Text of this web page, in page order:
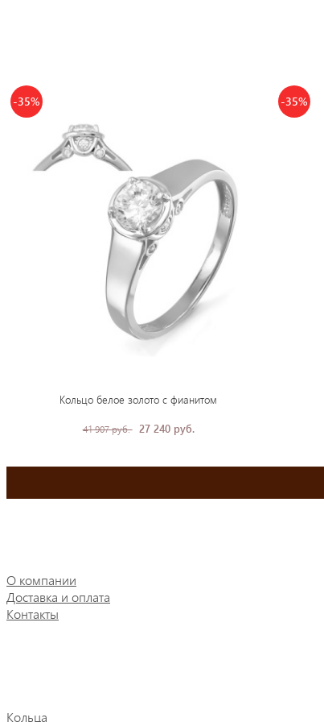
-35%
Кольцо белое золото с фианитом
41 907 руб. 27 240 руб.
-35%
О компании
Доставка и оплата
Контакты
Кольца